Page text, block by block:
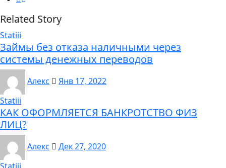
Related Story
Statiii
Займы без отказа наличными через
системы денежных переводов
Алекс
Янв 17, 2022
Statiii
КАК ОФОРМЛЯЕТСЯ БАНКРОТСТВО ФИЗ
ЛИЦ?
Алекс
Дек 27, 2020